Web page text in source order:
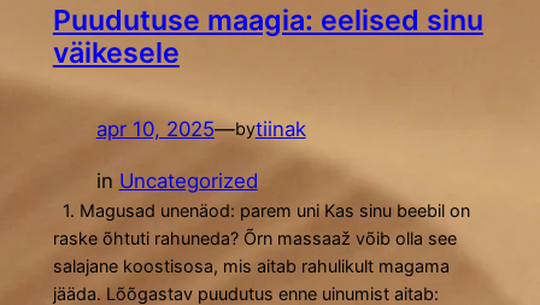
Puudutuse maagia: eelised sinu
väikesele
apr 10, 2025—bytiinak
in Uncategorized
1. Magusad unenäod: parem uni Kas sinu beebil on
raske õhtuti rahuneda? Õrn massaaž võib olla see
salajane koostisosa, mis aitab rahulikult magama
jääda. Lõõgastav puudutus enne uinumist aitab: